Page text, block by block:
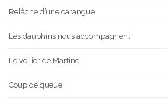
Relâche d’une carangue
Les dauphins nous accompagnent
Le voilier de Martine
Coup de queue